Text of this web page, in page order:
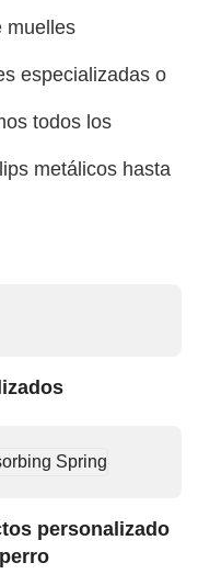
muelles
especializadas o
todos los
metálicos hasta
personalizado